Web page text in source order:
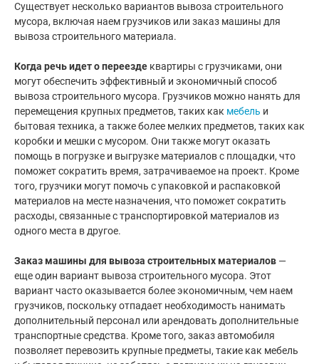
Существует несколько вариантов вывоза строительного
мусора, включая наем грузчиков или заказ машины для
вывоза строительного материала.
Когда речь идет о переезде квартиры с грузчиками, они
могут обеспечить эффективный и экономичный способ
вывоза строительного мусора. Грузчиков можно нанять для
перемещения крупных предметов, таких как мебель и
бытовая техника, а также более мелких предметов, таких как
коробки и мешки с мусором. Они также могут оказать
помощь в погрузке и выгрузке материалов с площадки, что
поможет сократить время, затрачиваемое на проект. Кроме
того, грузчики могут помочь с упаковкой и распаковкой
материалов на месте назначения, что поможет сократить
расходы, связанные с транспортировкой материалов из
одного места в другое.
Заказ машины для вывоза строительных материалов —
еще один вариант вывоза строительного мусора. Этот
вариант часто оказывается более экономичным, чем наем
грузчиков, поскольку отпадает необходимость нанимать
дополнительный персонал или арендовать дополнительные
транспортные средства. Кроме того, заказ автомобиля
позволяет перевозить крупные предметы, такие как мебель